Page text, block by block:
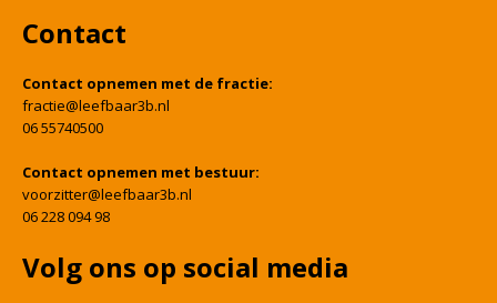
Contact
Contact opnemen met de fractie:
fractie@leefbaar3b.nl
06 55740500
Contact opnemen met bestuur:
voorzitter@leefbaar3b.nl
06 228 094 98
Volg ons op social media